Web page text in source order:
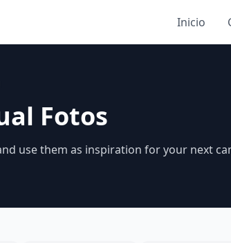
Inicio
Fotos
use them as inspiration for your next